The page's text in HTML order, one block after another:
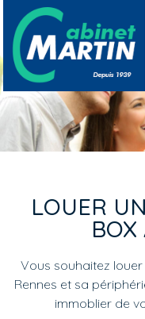
Aller au contenu principal
LOUER
BOX
Vous souhaitez
Rennes et sa
immoblier de